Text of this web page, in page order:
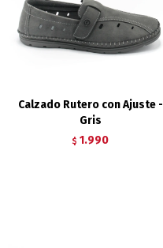
Calzado Rutero con Ajuste -
Gris
$ 1.990